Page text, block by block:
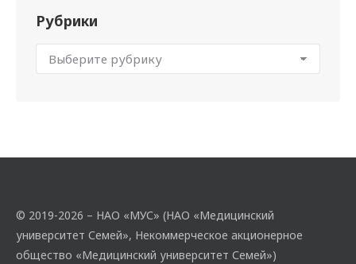
Рубрики
© 2019-2026 – НАО «МУС» (НАО «Медицинский
университет Семей», Некоммерческое акционерное
общество «Медицинский университет Семей»)